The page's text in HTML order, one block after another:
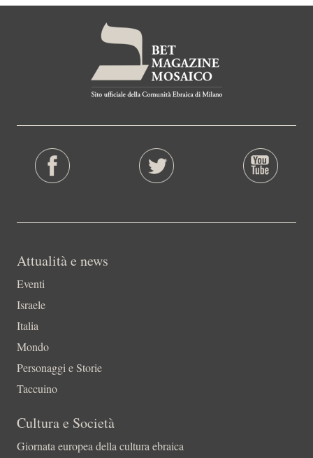
Attualità e news
Eventi
Israele
Italia
Mondo
Personaggi e Storie
Taccuino
Cultura e Società
Giornata europea della cultura ebraica